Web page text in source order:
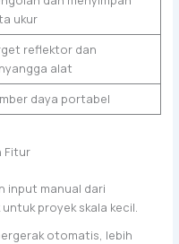
ukur
reflektor dan
alat
daya portabel
Fitur
input manual dari
proyek skala kecil.
otomatis, lebih